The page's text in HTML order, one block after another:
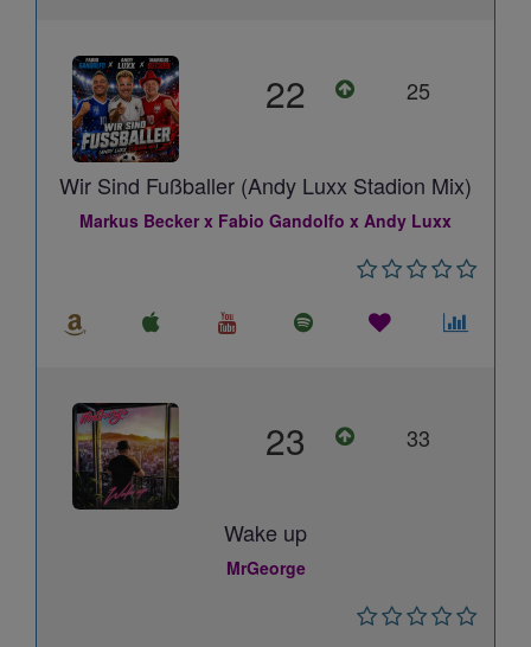
22 25
Wir Sind Fußballer (Andy Luxx Stadion Mix)
Markus Becker x Fabio Gandolfo x Andy Luxx
23 33
Wake up
MrGeorge